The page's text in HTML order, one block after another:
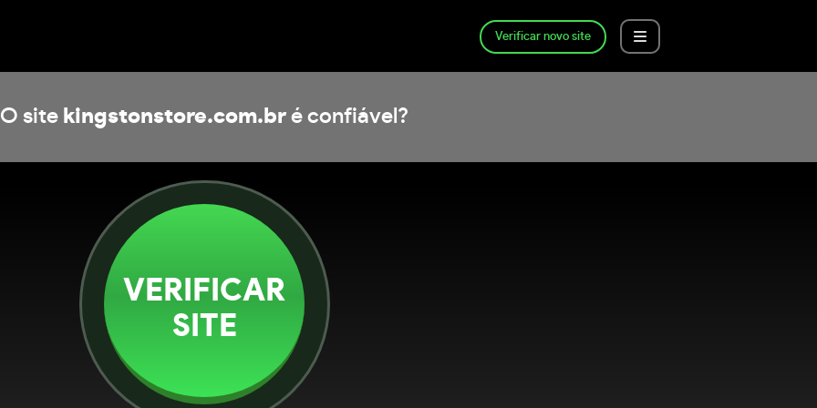
Verificar novo site
O site kingstonstore.com.br é confiável?
VERIFICAR
SITE